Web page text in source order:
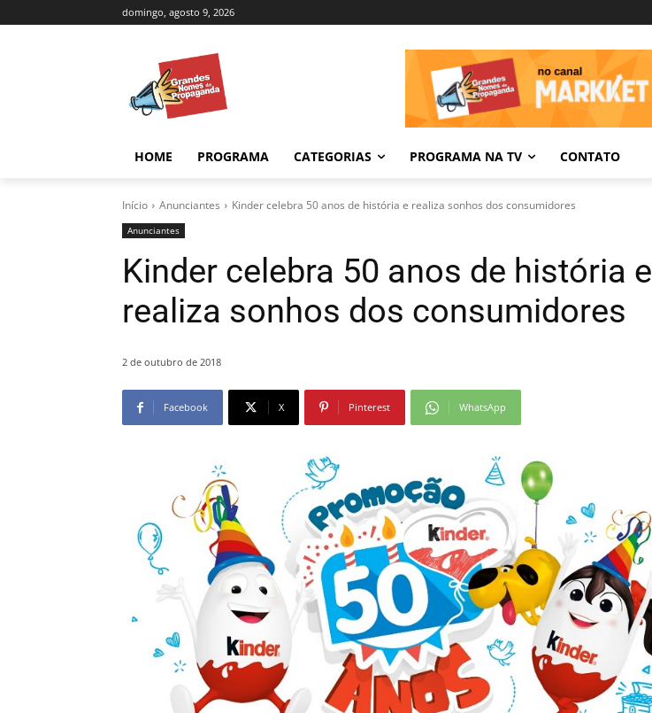
domingo, agosto 9, 2026
HOME PROGRAMA CATEGORIAS PROGRAMA NA TV CONTATO
Início Anunciantes Kinder celebra 50 anos de história e realiza sonhos dos consumidores
Anunciantes
Kinder celebra 50 anos de história e
realiza sonhos dos consumidores
2 de outubro de 2018
Facebook X Pinterest WhatsApp